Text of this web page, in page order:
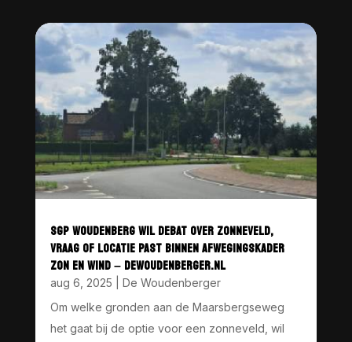
SGP WOUDENBERG WIL DEBAT OVER ZONNEVELD,
VRAAG OF LOCATIE PAST BINNEN AFWEGINGSKADER
ZON EN WIND – DEWOUDENBERGER.NL
aug 6, 2025
De Woudenberger
Om welke gronden aan de Maarsbergseweg
het gaat bij de optie voor een zonneveld, wil